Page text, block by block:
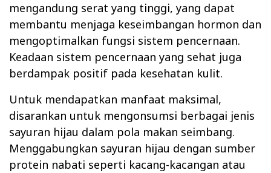
mengandung serat yang tinggi, yang dapat
membantu menjaga keseimbangan hormon dan
mengoptimalkan fungsi sistem pencernaan.
Keadaan sistem pencernaan yang sehat juga
berdampak positif pada kesehatan kulit.
Untuk mendapatkan manfaat maksimal,
disarankan untuk mengonsumsi berbagai jenis
sayuran hijau dalam pola makan seimbang.
Menggabungkan sayuran hijau dengan sumber
protein nabati seperti kacang-kacangan atau